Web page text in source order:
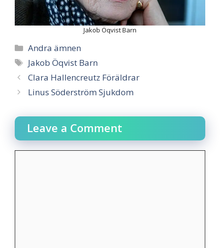
Jakob Öqvist Barn
Categories
Andra ämnen
Tags
Jakob Öqvist Barn
Clara Hallencreutz Föräldrar
Linus Söderström Sjukdom
Leave a Comment